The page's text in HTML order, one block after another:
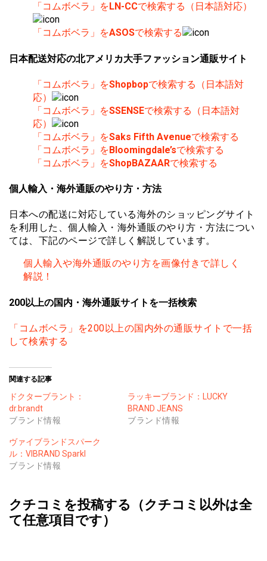
「コムボベラ」を LN-CCで検索する（日本語対応）
「コムボベラ」をASOSで検索する
日本配送対応の北アメリカ大手ファッション通販サイト
「コムボベラ」をShopbopで検索する（日本語対
応）
「コムボベラ」をSSENSEで検索する（日本語対
応）
「コムボベラ」をSaks Fifth Avenueで検索する
「コムボベラ」をBloomingdale’sで検索する
「コムボベラ」をShopBAZAARで検索する
個人輸入・海外通販のやり方・方法
日本への配送に対応している海外のショッピングサイト
を利用した、個人輸入・海外通販のやり方・方法につい
ては、下記のページで詳しく解説しています。
個人輸入や海外通販のやり方を画像付きで詳しく
解説！
200以上の国内・海外通販サイトを一括検索
「コムボベラ」を200以上の国内外の通販サイトで一括
して検索する
関連する記事
ドクターブラント：
dr.brandt
ブランド情報
ラッキーブランド：LUCKY
BRAND JEANS
ブランド情報
ヴァイブランドスパーク
ル：VIBRAND Sparkl
ブランド情報
クチコミを投稿する（クチコミ以外は全
て任意項目です）